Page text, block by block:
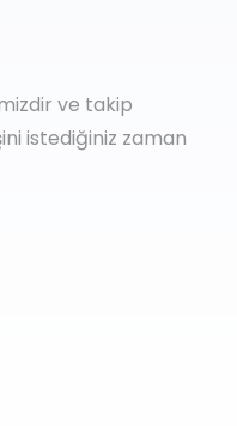
ve takip
istediğiniz zaman